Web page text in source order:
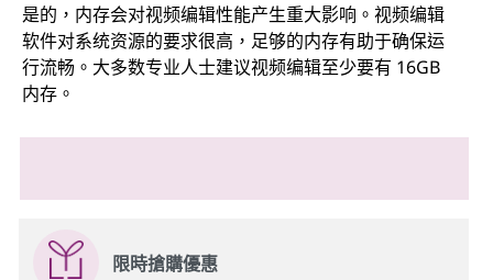
是的，内存会对视频编辑性能产生重大影响。视频编辑
软件对系统资源的要求很高，足够的内存有助于确保运
行流畅。大多数专业人士建议视频编辑至少要有 16GB
内存。
限時搶購優惠